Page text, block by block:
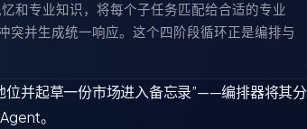
和专业知识，将每个子任务匹配给合适的专业
突并生成统一响应。这个四阶段循环正是编排与
并起草一份市场进入备忘录”——编排器将其分
。